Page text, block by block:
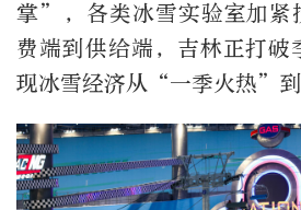
掌”，各类冰雪实验室加
费端到供给端，吉林正打破
现冰雪经济从“一季火热”